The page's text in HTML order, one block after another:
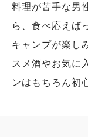
料理が苦手な男
ら、食べ応えば
キャンプが楽し
スメ酒やお気に
ンはもちろん初